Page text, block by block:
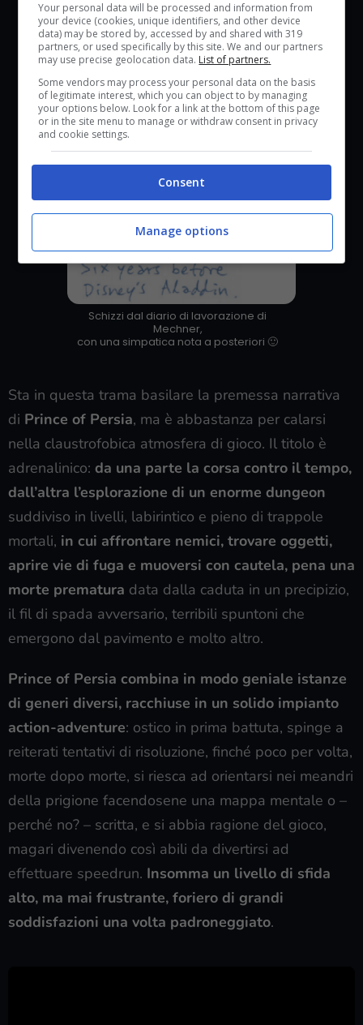
Schizzi dal diario di lavorazione di
Mechner,
con una simpatica nota a posteriori 🙂
Sta in questa trama basilare la premessa narrativa
di Prince of Persia, ma è abbastanza per calarsi
nella claustrofobica atmosfera di gioco. Il titolo è
adrenalinico: da una parte la corsa contro il tempo,
dall’altra l’esplorazione di un enorme dungeon
suddiviso in livelli, labirintico e pieno di trappole
mortali, in cui affrontare nemici, trovare oggetti,
aprire vie di fuga e muoversi con cautela, pena una
morte prematura data dalla caduta in un precipizio,
il fil di spada avversario, terribili spuntoni che
emergono dal pavimento e molto altro.
Prince of Persia combina in modo geniale istanze
di generi diversi, racchiuse in un solido impianto
action-adventure: ostico in prima battuta, spinge a
reiterati tentativi di risoluzione, finché poco per volta,
morte dopo morte, si riesca ad orientarsi nei meandri
della prigione facendosene una mappa mentale o –
perché no? – scritta, e si abbia ragione del gioco,
magari divenendo così abili da divertirsi ad
effettuare speedrun. Insomma un livello di sfida
alto, ma mai frustrante, foriero di grandi
soddisfazioni una volta padroneggiato.
Your personal data will be processed and information from
your device (cookies, unique identifiers, and other device
data) may be stored by, accessed by and shared with 319
partners, or used specifically by this site. We and our partners
may use precise geolocation data. List of partners.
Some vendors may process your personal data on the basis
of legitimate interest, which you can object to by managing
your options below. Look for a link at the bottom of this page
or in the site menu to manage or withdraw consent in privacy
and cookie settings.
Consent
Manage options